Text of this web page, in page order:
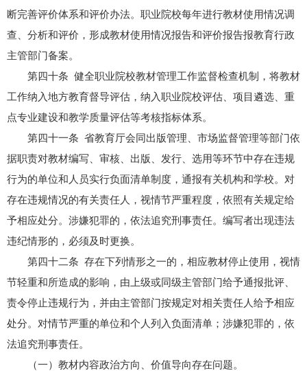
断完善评价体系和评价办法。职业院校每年进行教材使用情况调
查、分析和评价，形成教材使用情况报告和评价报告报教育行政
主管部门备案。
第四十条 健全职业院校教材管理工作监督检查机制，将教材
工作纳入地方教育督导评估，纳入职业院校评估、项目遴选、重
点专业建设和教学质量评估等考核指标体系。
第四十一条 省教育厅会同出版管理、市场监督管理等部门依
据职责对教材编写、审核、出版、发行、选用等环节中存在违规
行为的单位和人员实行负面清单制度，通报有关机构和学校。对
存在违规情况的有关责任人，视情节严重程度，依照有关规定给
予相应处分。涉嫌犯罪的，依法追究刑事责任。编写者出现违法
违纪情形的，必须及时更换。
第四十二条 存在下列情形之一的，相应教材停止使用，视情
节轻重和所造成的影响，由上级或同级主管部门给予通报批评、
责令停止违规行为，并由主管部门按规定对相关责任人给予相应
处分。对情节严重的单位和个人列入负面清单；涉嫌犯罪的，依
法追究刑事责任。
（一）教材内容政治方向、价值导向存在问题。